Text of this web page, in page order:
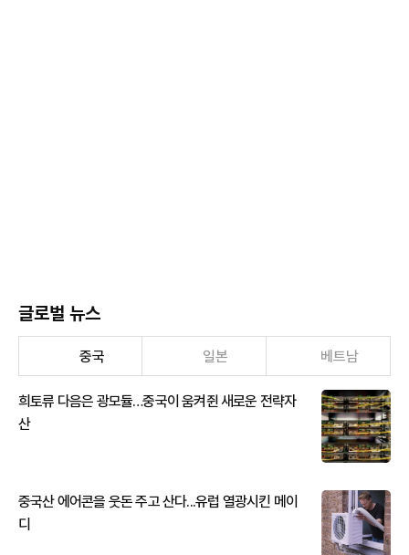
글로벌 뉴스
중국 일본 베트남
희토류 다음은 광모듈…중국이 움켜쥔 새로운 전략자
산
중국산 에어콘을 웃돈 주고 산다...유럽 열광시킨 메이
디